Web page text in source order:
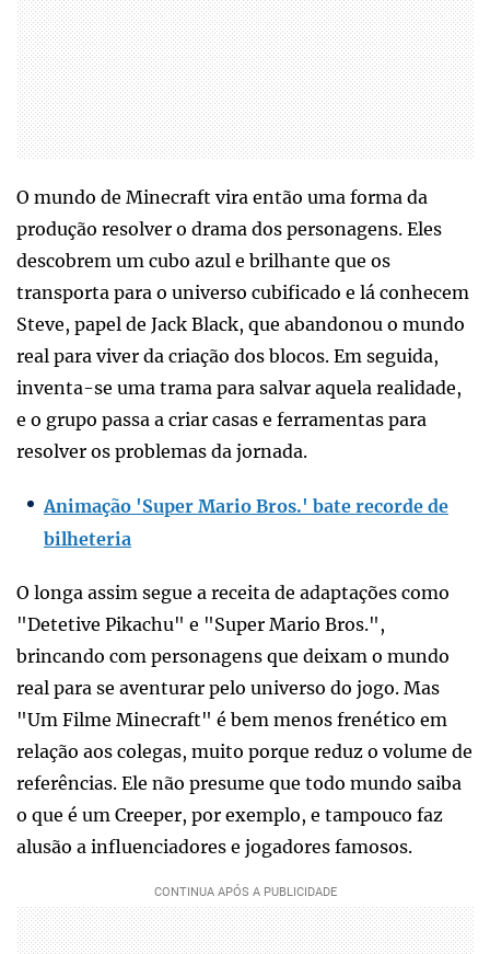
O mundo de Minecraft vira então uma forma da
produção resolver o drama dos personagens. Eles
descobrem um cubo azul e brilhante que os
transporta para o universo cubificado e lá conhecem
Steve, papel de Jack Black, que abandonou o mundo
real para viver da criação dos blocos. Em seguida,
inventa-se uma trama para salvar aquela realidade,
e o grupo passa a criar casas e ferramentas para
resolver os problemas da jornada.
Animação 'Super Mario Bros.' bate recorde de
bilheteria
O longa assim segue a receita de adaptações como
"Detetive Pikachu" e "Super Mario Bros.",
brincando com personagens que deixam o mundo
real para se aventurar pelo universo do jogo. Mas
"Um Filme Minecraft" é bem menos frenético em
relação aos colegas, muito porque reduz o volume de
referências. Ele não presume que todo mundo saiba
o que é um Creeper, por exemplo, e tampouco faz
alusão a influenciadores e jogadores famosos.